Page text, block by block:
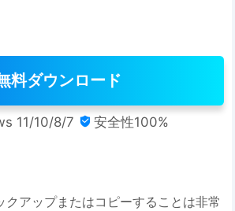
料ダウンロード
11/10/8/7  安全性100%
クアップまたはコピーすることは非常